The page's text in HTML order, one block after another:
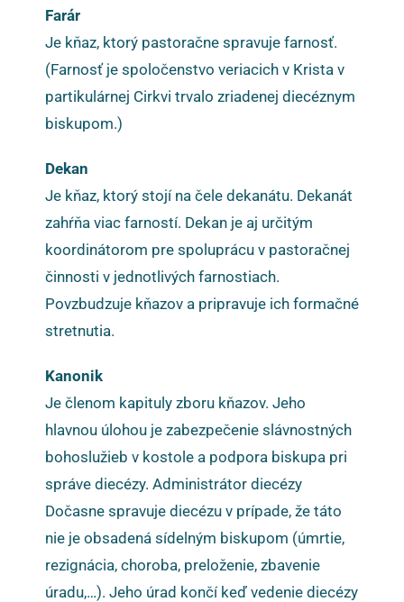
Farár
Je kňaz, ktorý pastoračne spravuje farnosť.
(Farnosť je spoločenstvo veriacich v Krista v
partikulárnej Cirkvi trvalo zriadenej diecéznym
biskupom.)
Dekan
Je kňaz, ktorý stojí na čele dekanátu. Dekanát
zahŕňa viac farností. Dekan je aj určitým
koordinátorom pre spoluprácu v pastoračnej
činnosti v jednotlivých farnostiach.
Povzbudzuje kňazov a pripravuje ich formačné
stretnutia.
Kanonik
Je členom kapituly zboru kňazov. Jeho
hlavnou úlohou je zabezpečenie slávnostných
bohoslužieb v kostole a podpora biskupa pri
správe diecézy. Administrátor diecézy
Dočasne spravuje diecézu v prípade, že táto
nie je obsadená sídelným biskupom (úmrtie,
rezignácia, choroba, preloženie, zbavenie
úradu,…). Jeho úrad končí keď vedenie diecézy